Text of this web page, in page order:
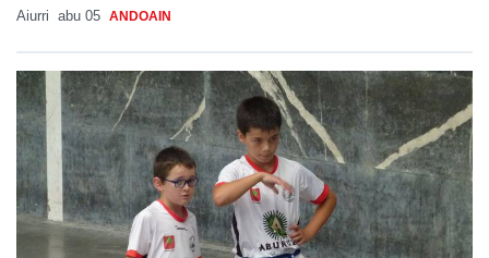
Aiurri abu 05 ANDOAIN